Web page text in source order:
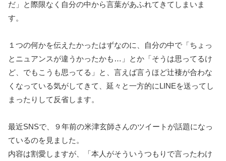
だ」と際限なく自分の中から言葉があふれてきてしまいま
す。
１つの何かを伝えたかったはずなのに、自分の中で「ちょっ
とニュアンスが違うかったかも…」とか「そうは思ってるけ
ど、でもこうも思ってる」と、言えば言うほど辻褄が合わな
くなっている気がしてきて、延々と一方的にLINEを送ってし
まったりして反省します。
最近SNSで、９年前の米津玄師さんのツイートが話題になっ
ているのを見ました。
内容は割愛しますが、「本人がそういうつもりで言ったわけ